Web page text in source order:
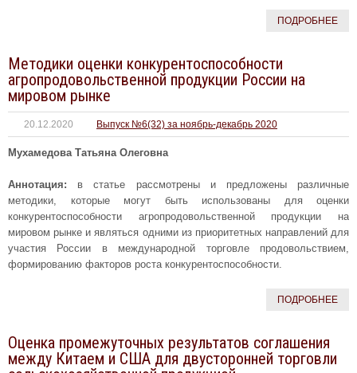
ПОДРОБНЕЕ
Методики оценки конкурентоспособности
агропродовольственной продукции России на
мировом рынке
20.12.2020 Выпуск №6(32) за ноябрь-декабрь 2020
Мухамедова Татьяна Олеговна
Аннотация: в статье рассмотрены и предложены различные
методики, которые могут быть использованы для оценки
конкурентоспособности агропродовольственной продукции на
мировом рынке и являться одними из приоритетных направлений для
участия России в международной торговле продовольствием,
формированию факторов роста конкурентоспособности.
ПОДРОБНЕЕ
Оценка промежуточных результатов соглашения
между Китаем и США для двусторонней торговли